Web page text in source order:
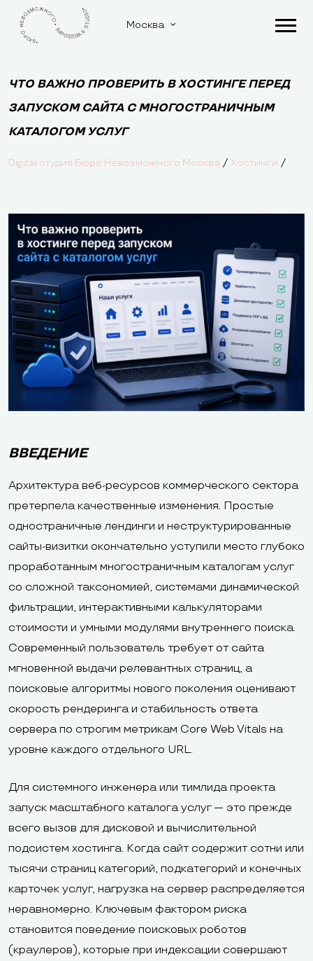
Москва
ЧТО ВАЖНО ПРОВЕРИТЬ В ХОСТИНГЕ ПЕРЕД
ЗАПУСКОМ САЙТА С МНОГОСТРАНИЧНЫМ
КАТАЛОГОМ УСЛУГ
Digital студия Бюро Невозможного Москва / Хостинги /
ВВЕДЕНИЕ
Архитектура веб-ресурсов коммерческого сектора
претерпела качественные изменения. Простые
одностраничные лендинги и неструктурированные
сайты-визитки окончательно уступили место глубоко
проработанным многостраничным каталогам услуг
со сложной таксономией, системами динамической
фильтрации, интерактивными калькуляторами
стоимости и умными модулями внутреннего поиска.
Современный пользователь требует от сайта
мгновенной выдачи релевантных страниц, а
поисковые алгоритмы нового поколения оценивают
скорость рендеринга и стабильность ответа
сервера по строгим метрикам Core Web Vitals на
уровне каждого отдельного URL.
Для системного инженера или тимлида проекта
запуск масштабного каталога услуг — это прежде
всего вызов для дисковой и вычислительной
подсистем хостинга. Когда сайт содержит сотни или
тысячи страниц категорий, подкатегорий и конечных
карточек услуг, нагрузка на сервер распределяется
неравномерно. Ключевым фактором риска
становится поведение поисковых роботов
(краулеров), которые при индексации совершают